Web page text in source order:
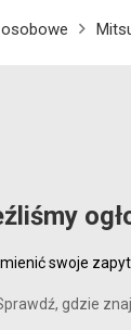
swoje
gdzie